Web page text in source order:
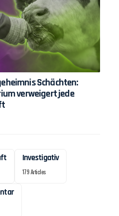
Schächten:
verweigert jede
Investigativ
179 Articles